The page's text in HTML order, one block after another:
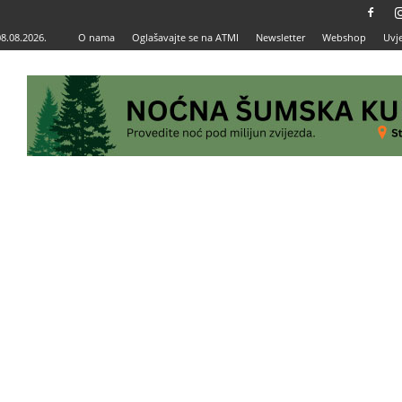
O nama Oglašavajte se na ATMI Newsletter Webshop